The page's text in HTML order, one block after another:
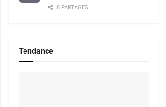
8 PARTAGES
Tendance